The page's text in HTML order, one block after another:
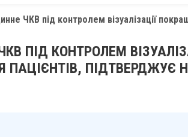
ЧКВ під контролем візуалізації
ПІД КОНТРОЛЕМ
ПАЦІЄНТІВ, ПІДТВЕРДЖУЄ